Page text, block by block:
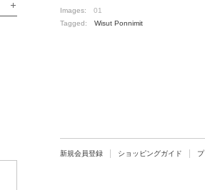
Images: 01
Tagged: Wisut Ponnimit
新規会員登録 ショッピングガイド